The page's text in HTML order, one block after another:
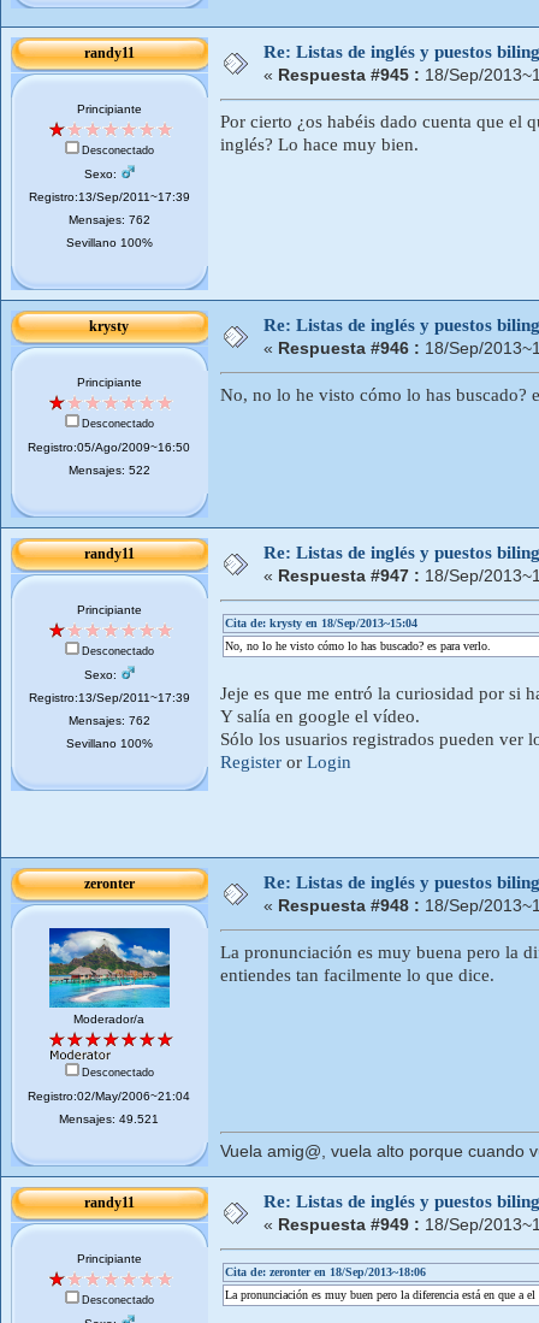
randy11
Principiante
Desconectado
Sexo:
Registro:13/Sep/2011~17:39
Mensajes: 762
Sevillano 100%
Re: Listas de inglés y puestos
« Respuesta #945 : 18/Sep/
Por cierto ¿os habéis dado cuenta que el
inglés? Lo hace muy bien.
krysty
Principiante
Desconectado
Registro:05/Ago/2009~16:50
Mensajes: 522
Re: Listas de inglés y puestos
« Respuesta #946 : 18/Sep/
No, no lo he visto cómo lo has buscado?
randy11
Principiante
Desconectado
Sexo:
Registro:13/Sep/2011~17:39
Mensajes: 762
Sevillano 100%
Re: Listas de inglés y puestos
« Respuesta #947 : 18/Sep/
Cita de: krysty en 18/Sep/2013~15:04
No, no lo he visto cómo lo has buscado? es para verlo.
Jeje es que me entró la curiosidad por si
Y salía en google el vídeo.
Sólo los usuarios registrados pueden ver
Register or Login
zeronter
Moderador/a
Desconectado
Registro:02/May/2006~21:04
Mensajes: 49.521
Re: Listas de inglés y puestos
« Respuesta #948 : 18/Sep/
La pronunciación es muy buena pero la
entiendes tan facilmente lo que dice.
Vuela amig@, vuela alto porque cuando
randy11
Principiante
Desconectado
Re: Listas de inglés y puestos
« Respuesta #949 : 18/Sep/
Cita de: zeronter en 18/Sep/2013~18:06
La pronunciación es muy buen pero la diferencia está en que a